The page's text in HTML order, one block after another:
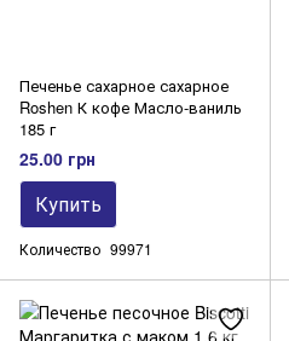
Печенье сахарное сахарное
Roshen К кофе Масло-ваниль
185 г
25.00 грн
Купить
Количество 99971